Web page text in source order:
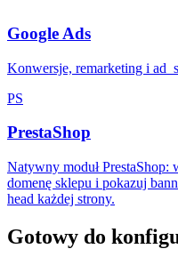
Google Ads
Konwersje, remarketing i
PS
PrestaShop
Natywny moduł PrestaShop:
domenę sklepu i pokazuj
head każdej strony.
Gotowy do